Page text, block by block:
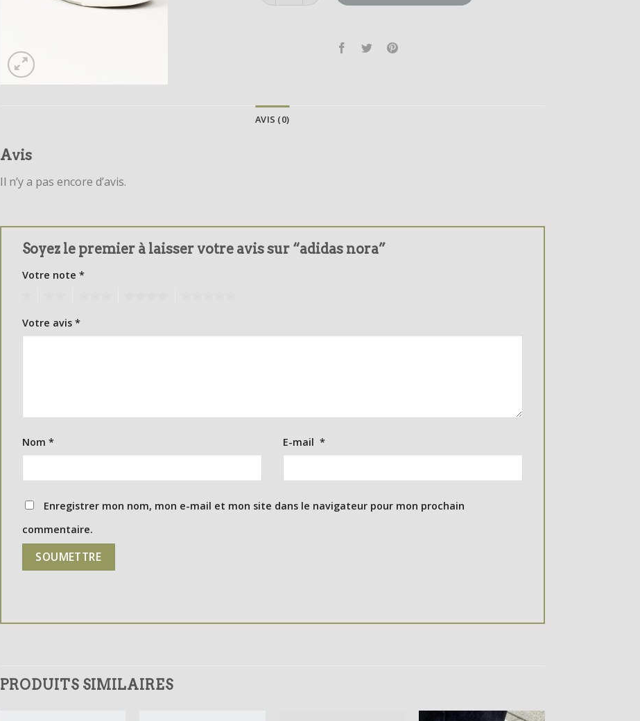
AVIS (0)
Avis
Il n’y a pas encore d’avis.
Soyez le premier à laisser votre avis sur “adidas nora”
Votre note *
Votre avis *
Nom * E-mail *
Enregistrer mon nom, mon e-mail et mon site dans le navigateur pour mon prochain
commentaire.
PRODUITS SIMILAIRES